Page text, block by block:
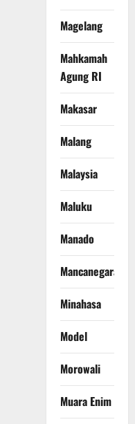
Magelang
Mahkamah
Agung RI
Makasar
Malang
Malaysia
Maluku
Manado
Mancanegara
Minahasa
Model
Morowali
Muara Enim